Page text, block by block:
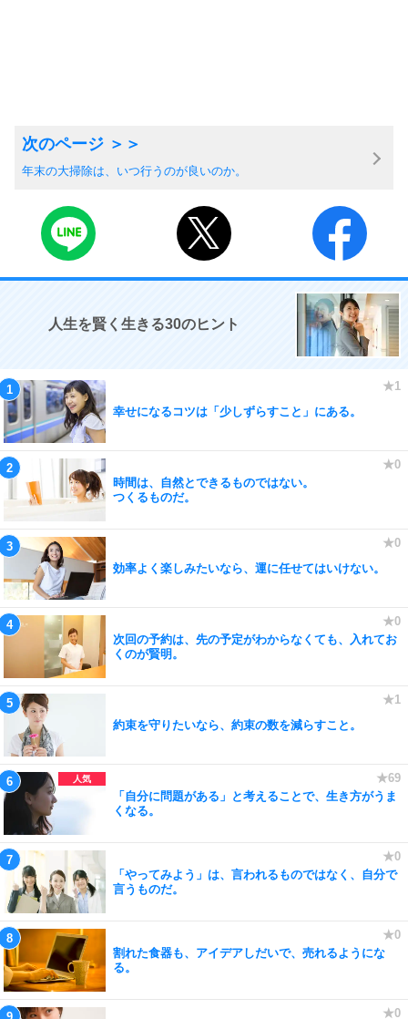
年末の大掃除は、いつ行うのが良いのか。
人生を賢く生きる30のヒント
幸せになるコツは「少しずらすこと」にある。
時間は、自然とできるものではない。
つくるものだ。
効率よく楽しみたいなら、運に任せてはいけない。
次回の予約は、先の予定がわからなくても、入れてお
くのが賢明。
約束を守りたいなら、約束の数を減らすこと。
「自分に問題がある」と考えることで、生き方がうま
くなる。
「やってみよう」は、言われるものではなく、自分で
言うものだ。
割れた食器も、アイデアしだいで、売れるようにな
る。